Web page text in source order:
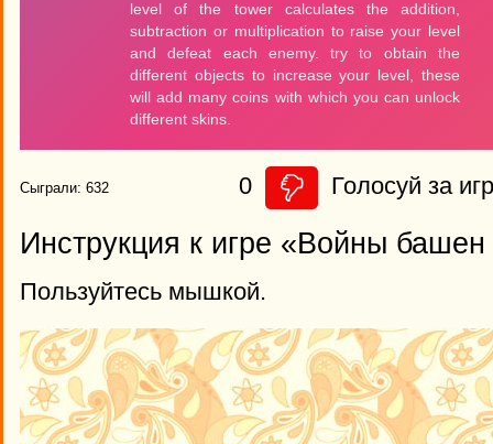
Сыграли: 632 0 Голосуй за
Инструкция к игре «Войны башен
Пользуйтесь мышкой.